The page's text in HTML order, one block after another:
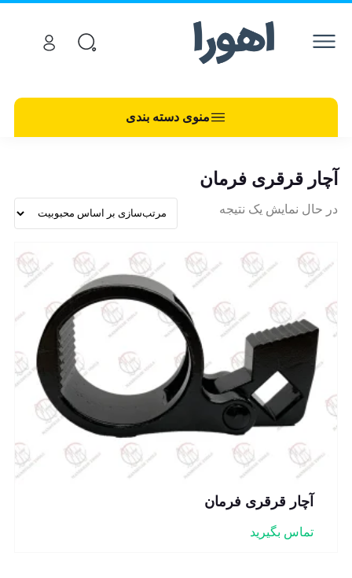
منوی دسته بندی
آچار قرقری فرمان
در حال نمایش یک نتیجه
آچار قرقری فرمان
تماس بگیرید